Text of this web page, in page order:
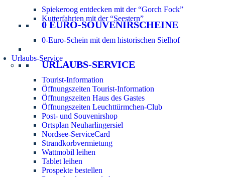
Spiekeroog entdecken mit der “Gorch Fock”
Kutterfahrten mit der “Seestern”
0 EURO-SOUVENIRSCHEINE
0-Euro-Schein mit dem historischen Sielhof
Urlaubs-Service
URLAUBS-SERVICE
Tourist-Information
Öffnungszeiten Tourist-Information
Öffnungszeiten Haus des Gastes
Öffnungszeiten Leuchttürmchen-Club
Post- und Souvenirshop
Ortsplan Neuharlingersiel
Nordsee-ServiceCard
Strandkorbvermietung
Wattmobil leihen
Tablet leihen
Prospekte bestellen